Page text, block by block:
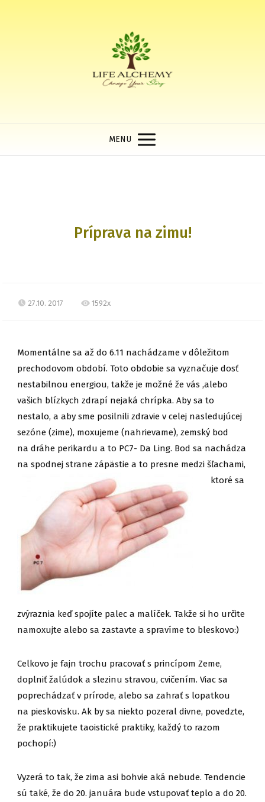
MENU
Príprava na zimu!
27.10. 2017 1592x
Momentálne sa až do 6.11 nachádzame v dôležitom
prechodovom období. Toto obdobie sa vyznačuje dosť
nestabilnou energiou, takže je možné že vás ,alebo
vašich blízkych zdrapí nejaká chrípka. Aby sa to
nestalo, a aby sme posilnili zdravie v celej nasledujúcej
sezóne (zime), moxujeme (nahrievame), zemský bod
na dráhe perikardu a to PC7- Da Ling. Bod sa nachádza
na spodnej strane zápästie a to presne medzi šľachami,
ktoré sa
zvýraznia keď spojíte palec a malíček. Takže si ho určite
namoxujte alebo sa zastavte a spravíme to bleskovo:)
Celkovo je fajn trochu pracovať s princípom Zeme,
doplniť žalúdok a slezinu stravou, cvičením. Viac sa
poprechádzať v prírode, alebo sa zahrať s lopatkou
na pieskovisku. Ak by sa niekto pozeral divne, povedzte,
že praktikujete taoistické praktiky, každý to razom
pochopí:)
Vyzerá to tak, že zima asi bohvie aká nebude. Tendencie
sú také, že do 20. januára bude vstupovať teplo a do 20.